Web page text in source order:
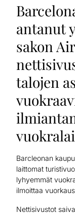
antanut
sakon
talojen
Barcleonan
laittomat
lyhyemmät
ilmoittaa
Nettisivustot